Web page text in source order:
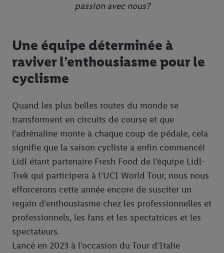
passion avec nous?
Une équipe déterminée à
raviver l’enthousiasme pour le
cyclisme
Quand les plus belles routes du monde se
transforment en circuits de course et que
l’adrénaline monte à chaque coup de pédale, cela
signifie que la saison cycliste a enfin commencé!
Lidl étant partenaire Fresh Food de l’équipe Lidl-
Trek qui participera à l’UCI World Tour, nous nous
efforcerons cette année encore de susciter un
regain d’enthousiasme chez les professionnelles et
professionnels, les fans et les spectatrices et les
spectateurs.
Lancé en 2023 à l’occasion du Tour d’Italie